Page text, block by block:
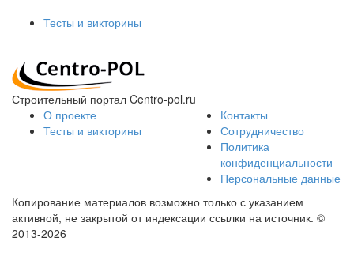
Тесты и викторины
Строительный портал Centro-pol.ru
О проекте
Тесты и викторины
Контакты
Сотрудничество
Политика
конфиденциальности
Персональные данные
Копирование материалов возможно только с указанием
активной, не закрытой от индексации ссылки на источник. ©
2013-2026